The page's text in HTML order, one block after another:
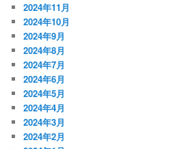
2024年11月
2024年10月
2024年9月
2024年8月
2024年7月
2024年6月
2024年5月
2024年4月
2024年3月
2024年2月